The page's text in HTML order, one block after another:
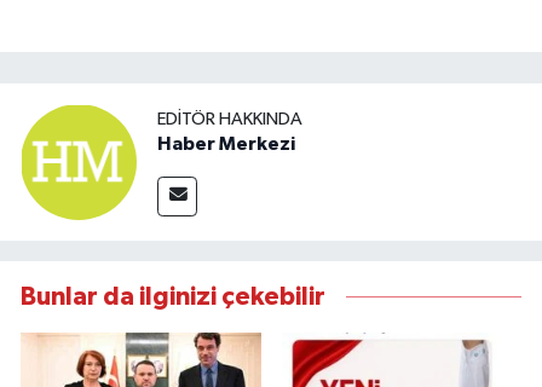
EDITÖR HAKKINDA
Haber Merkezi
Bunlar da ilginizi çekebilir